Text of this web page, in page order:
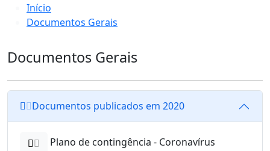
Início
Documentos Gerais
Documentos Gerais
Documentos publicados em 2020
Plano de contingência - Coronavírus